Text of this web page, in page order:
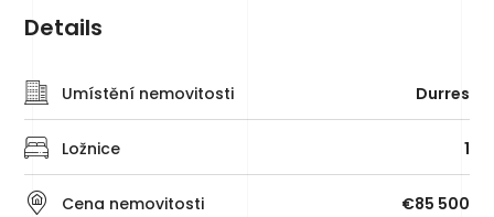
Details
Umístění nemovitosti Durres
Ložnice 1
Cena nemovitosti €85 500